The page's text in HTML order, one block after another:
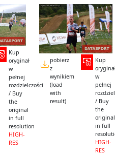
Kup
oryginał
w
pełnej
rozdzielczości
/ Buy
the
original
in full
resolution
HIGH-
RES
pobierz
z
wynikiem
(load
with
result)
Kup
w
pełnej
/ Buy
the
original
in full
HIGH-
RES